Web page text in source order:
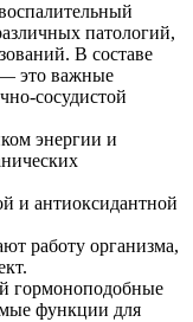
патологий,
В составе
это важные
сосудистой
энергии и
и антиоксидантной
работу организма,
гормоноподобные
функции для